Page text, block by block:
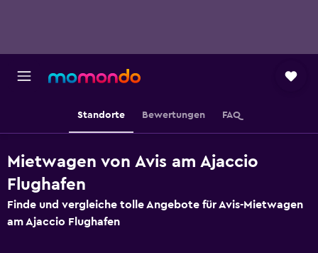
Standorte Bewertungen FAQ
Mietwagen von Avis am Ajaccio
Flughafen
Finde und vergleiche tolle Angebote für Avis-Mietwagen
am Ajaccio Flughafen